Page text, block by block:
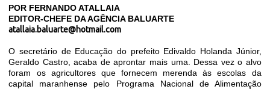
POR FERNANDO ATALLAIA
EDITOR-CHEFE DA AGÊNCIA BALUARTE
atallaia.baluarte@hotmail.com
O secretário de Educação do prefeito Edivaldo Holanda Júnior,
Geraldo Castro, acaba de aprontar mais uma. Dessa vez o alvo
foram os agricultores que fornecem merenda às escolas da
capital maranhense pelo Programa Nacional de Alimentação